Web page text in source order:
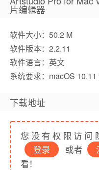
片编辑器
软件大小：50.2 M
软件版本：2.2.11
软件语言：英文
系统要求：macOS
下载地址
您没有权限访问
登录
或者
看！